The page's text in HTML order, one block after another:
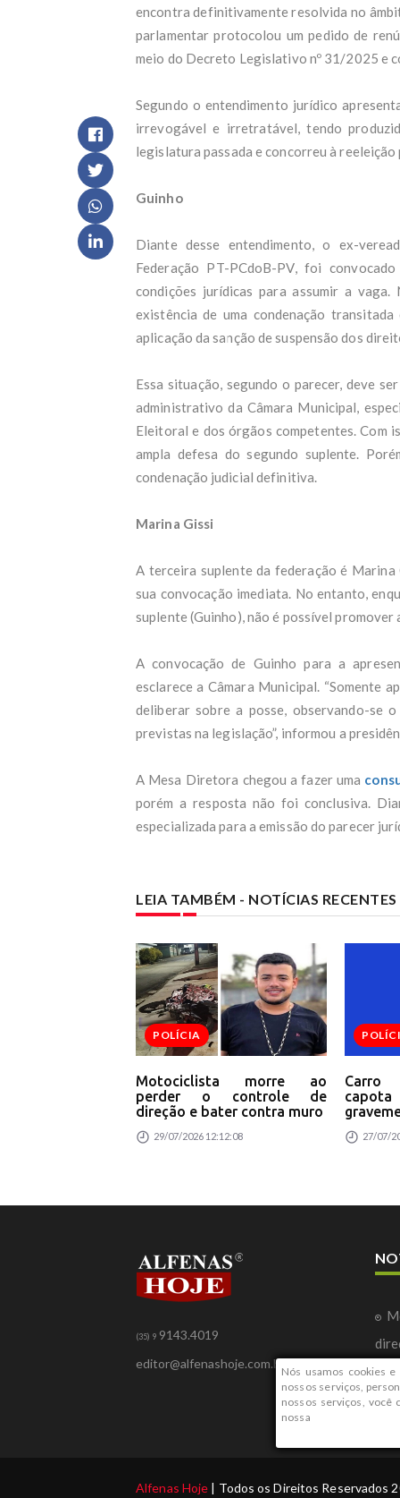
ao
que
Pix
encontra definitivamente resolvida no
parlamentar protocolou um pedido de
meio do Decreto Legislativo nº 31/2025 e
Segundo o entendimento jurídico
irrevogável e irretratável, tendo
legislatura passada e concorreu à reeleição
Guinho
Diante desse entendimento, o ex-
Federação PT-PCdoB-PV, foi
condições jurídicas para assumir a
existência de uma condenação
aplicação da sanção de suspensão dos
Essa situação, segundo o parecer, deve
administrativo da Câmara Municipal,
Eleitoral e dos órgãos competentes. Com
ampla defesa do segundo suplente.
condenação judicial definitiva.
Marina Gissi
A terceira suplente da federação é
sua convocação imediata. No entanto,
suplente (Guinho), não é possível
A convocação de Guinho para a
esclarece a Câmara Municipal. “Somente
deliberar sobre a posse, observando-se
previstas na legislação”, informou a
A Mesa Diretora chegou a fazer uma
porém a resposta não foi conclusiva.
especializada para a emissão do parecer
LEIA TAMBÉM - NOTÍCIAS
POLÍCIA
Motociclista morre ao
perder o controle de
direção e bater contra muro
29/07/2026 12:12:08
Carro
27/07/
Nós usamos cookies
nossos serviços,
nossos serviços, você
nossa
(35) 9 9143.4019
editor@alfenashoje.com.br
Alfenas Hoje | Todos os Direitos Reservados